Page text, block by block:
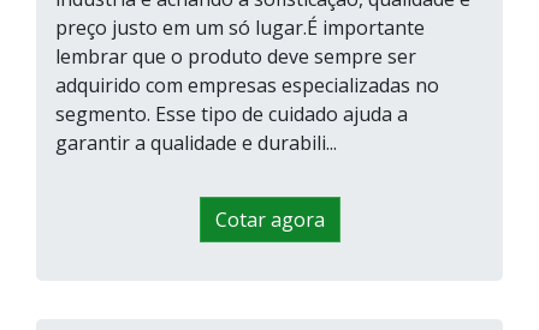
preço justo em um só lugar.É importante
lembrar que o produto deve sempre ser
adquirido com empresas especializadas no
segmento. Esse tipo de cuidado ajuda a
garantir a qualidade e durabili...
Cotar agora